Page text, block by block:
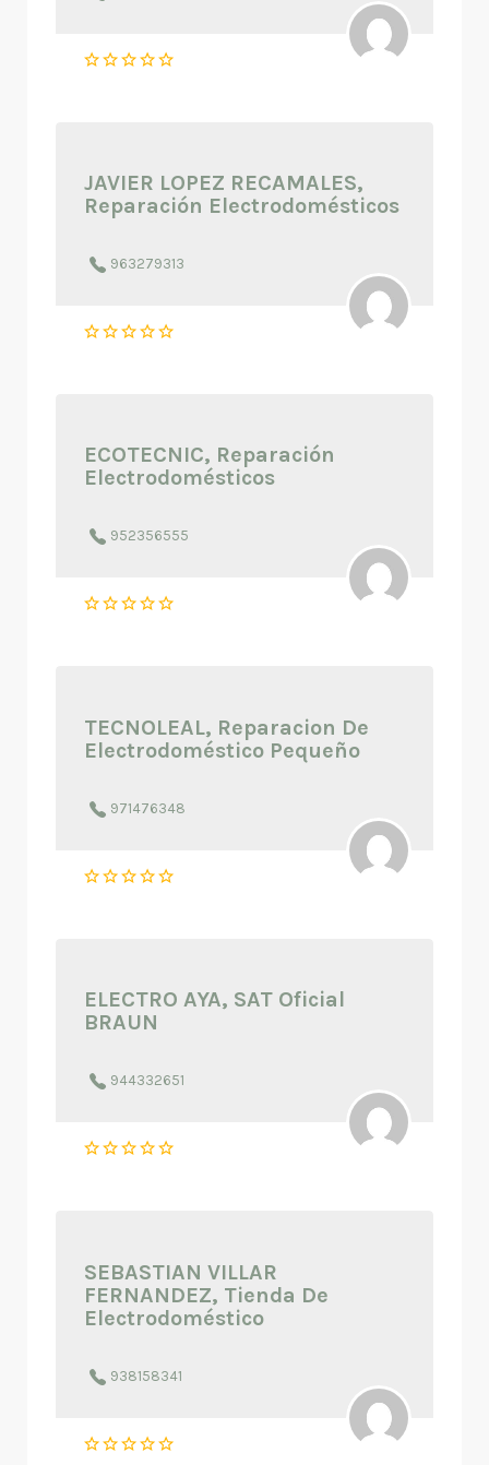
JAVIER LOPEZ RECAMALES,
Reparación Electrodomésticos
963279313
ECOTECNIC, Reparación
Electrodomésticos
952356555
TECNOLEAL, Reparacion De
Electrodoméstico Pequeño
971476348
ELECTRO AYA, SAT Oficial
BRAUN
944332651
SEBASTIAN VILLAR
FERNANDEZ, Tienda De
Electrodoméstico
938158341